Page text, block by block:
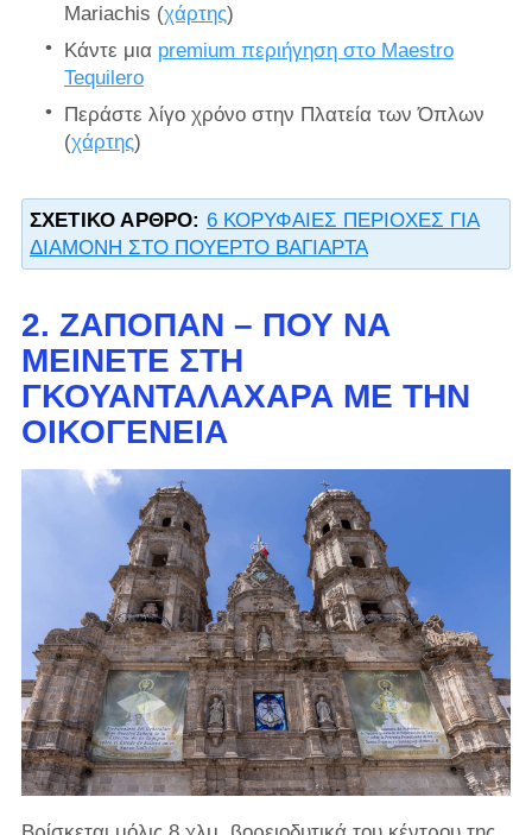
Mariachis (χάρτης)
Κάντε μια premium περιήγηση στο Maestro
Tequilero
Περάστε λίγο χρόνο στην Πλατεία των Όπλων
(χάρτης)
ΣΧΕΤΙΚΌ ΆΡΘΡΟ: 6 ΚΟΡΥΦΑΙΕΣ ΠΕΡΙΟΧΕΣ ΓΙΑ
ΔΙΑΜΟΝΗ ΣΤΟ ΠΟΥΕΡΤΟ ΒΑΓΙΑΡΤΑ
2. ΖΑΠΟΠΆΝ – ΠΟΎ ΝΑ
ΜΕΊΝΕΤΕ ΣΤΗ
ΓΚΟΥΑΝΤΑΛΑΧΆΡΑ ΜΕ ΤΗΝ
ΟΙΚΟΓΈΝΕΙΑ